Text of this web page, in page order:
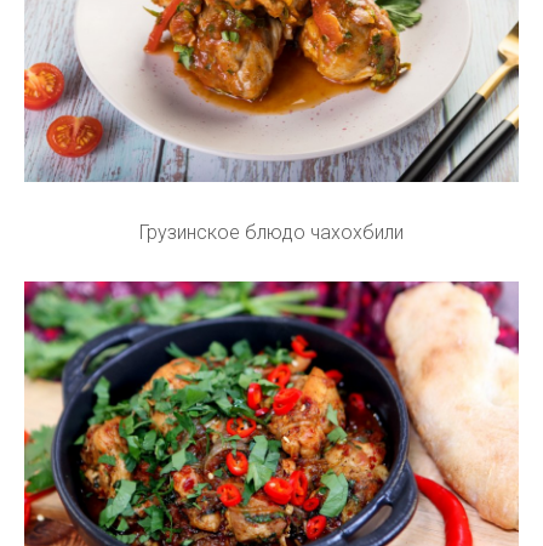
Грузинское блюдо чахохбили